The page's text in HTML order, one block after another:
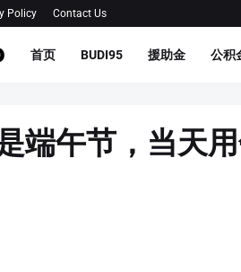
Policy Contact Us
首页 BUDI95 援助金 公积
端午节，当天